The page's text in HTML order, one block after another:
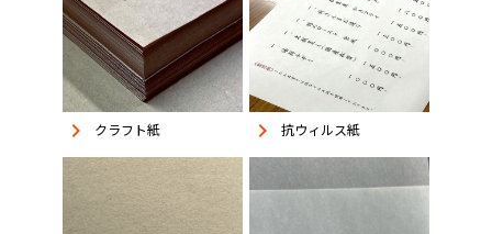
keyboard_arrow_right クラフト紙 keyboard_arrow_right 抗ウィルス紙